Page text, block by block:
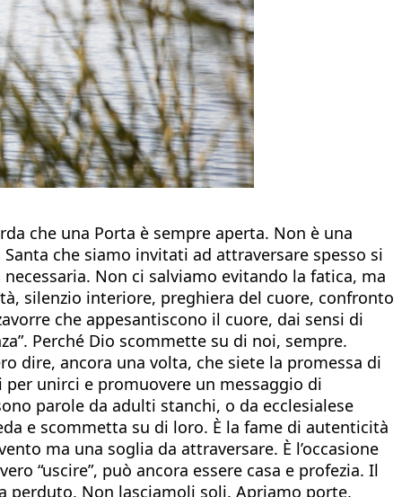
che una Porta è sempre aperta. Non è una
che siamo invitati ad attraversare spesso si
Non ci salviamo evitando la fatica, ma
silenzio interiore, preghiera del cuore, confronto
che appesantiscono il cuore, dai sensi di
Perché Dio scommette su di noi, sempre.
dire, ancora una volta, che siete la promessa di
unirci e promuovere un messaggio di
parole da adulti stanchi, o da ecclesialese
e scommetta su di loro. È la fame di autenticità
ma una soglia da attraversare. È l’occasione
“uscire”, può ancora essere casa e profezia. Il
perduto. Non lasciamoli soli. Apriamo porte,